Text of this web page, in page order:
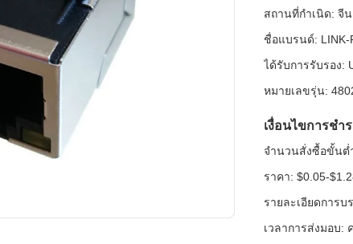
สถานที่กำเนิด: จีน
ชื่อแบรนด์: LINK-
ได้รับการรับรอง:
หมายเลขรุ่น:
เงื่อนไขการชำ
จำนวนสั่งซื้อขั้นต่
ราคา: $0.05-
รายละเอียดการบ
เวลาการส่งมอบ: